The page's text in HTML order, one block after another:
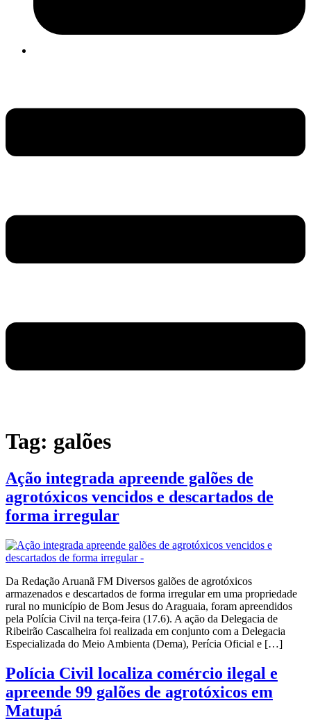
Tag: galões
Ação integrada apreende galões de
agrotóxicos vencidos e descartados de
forma irregular
Da Redação Aruanã FM Diversos galões de agrotóxicos
armazenados e descartados de forma irregular em uma propriedade
rural no município de Bom Jesus do Araguaia, foram apreendidos
pela Polícia Civil na terça-feira (17.6). A ação da Delegacia de
Ribeirão Cascalheira foi realizada em conjunto com a Delegacia
Especializada do Meio Ambienta (Dema), Perícia Oficial e […]
Polícia Civil localiza comércio ilegal e
apreende 99 galões de agrotóxicos em
Matupá